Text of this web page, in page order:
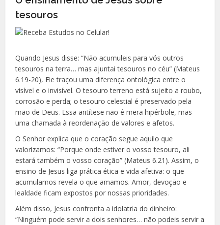
tesouros
Quando Jesus disse: “Não acumuleis para vós outros
tesouros na terra… mas ajuntai tesouros no céu” (Mateus
6.19-20), Ele traçou uma diferença ontológica entre o
visível e o invisível. O tesouro terreno está sujeito a roubo,
corrosão e perda; o tesouro celestial é preservado pela
mão de Deus. Essa antítese não é mera hipérbole, mas
uma chamada à reordenação de valores e afetos.
O Senhor explica que o coração segue aquilo que
valorizamos: “Porque onde estiver o vosso tesouro, ali
estará também o vosso coração” (Mateus 6.21). Assim, o
ensino de Jesus liga prática ética e vida afetiva: o que
acumulamos revela o que amamos. Amor, devoção e
lealdade ficam expostos por nossas prioridades.
Além disso, Jesus confronta a idolatria do dinheiro:
“Ninguém pode servir a dois senhores… não podeis servir a